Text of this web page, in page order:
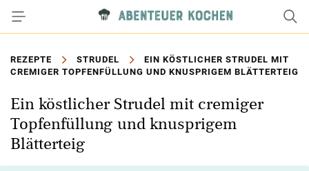
REZEPTE STRUDEL
EIN KÖSTLICHER STRUDEL MIT
CREMIGER TOPFENFÜLLUNG UND KNUSPRIGEM BLÄTTERTEIG
Ein köstlicher Strudel mit cremiger
Topfenfüllung und knusprigem
Blätterteig